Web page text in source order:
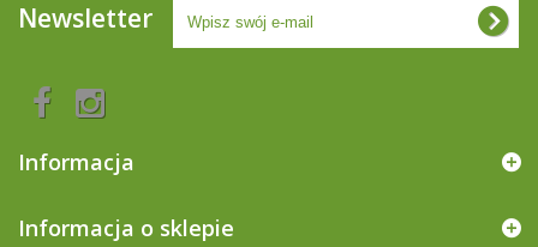
Newsletter
Informacja
Informacja o sklepie